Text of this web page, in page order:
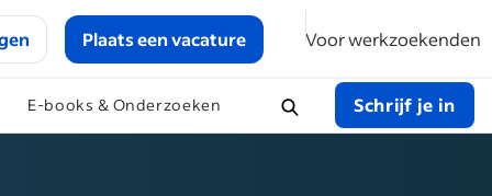
Plaats een vacature Voor werkzoekenden
E-books & Onderzoeken Schrijf je in